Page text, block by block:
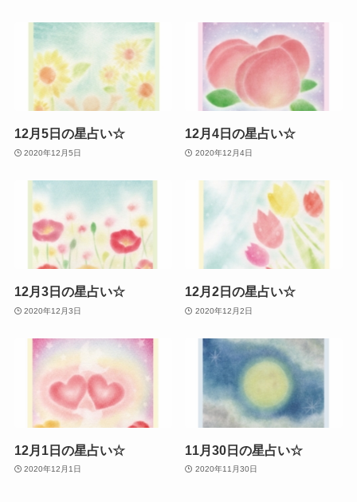
12月5日の星占い☆
2020年12月5日
12月4日の星占い☆
2020年12月4日
12月3日の星占い☆
2020年12月3日
12月2日の星占い☆
2020年12月2日
12月1日の星占い☆
2020年12月1日
11月30日の星占い☆
2020年11月30日